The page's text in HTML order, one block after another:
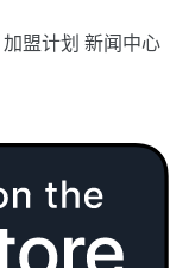
加盟计划 新闻中心